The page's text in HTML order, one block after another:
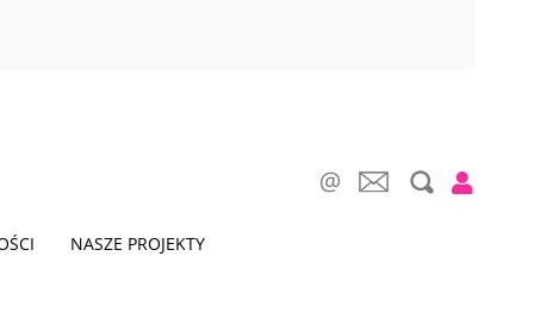
NASZE PROJEKTY